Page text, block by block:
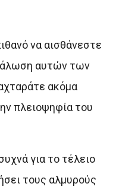
να αισθάνεστε
αυτών των
ακόμα
πλειοψηφία του
για το τέλειο
τους αλμυρούς